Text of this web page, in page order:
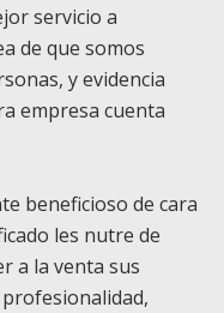
servicio a
de que somos
y evidencia
empresa cuenta
beneficioso de cara
les nutre de
a la venta sus